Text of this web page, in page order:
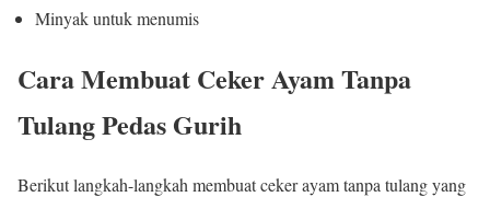
Minyak untuk menumis
Cara Membuat Ceker Ayam Tanpa
Tulang Pedas Gurih
Berikut langkah-langkah membuat ceker ayam tanpa tulang yang